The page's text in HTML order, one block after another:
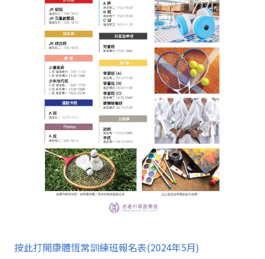
按此打開康體恆常訓練班報名表(2024年5月)